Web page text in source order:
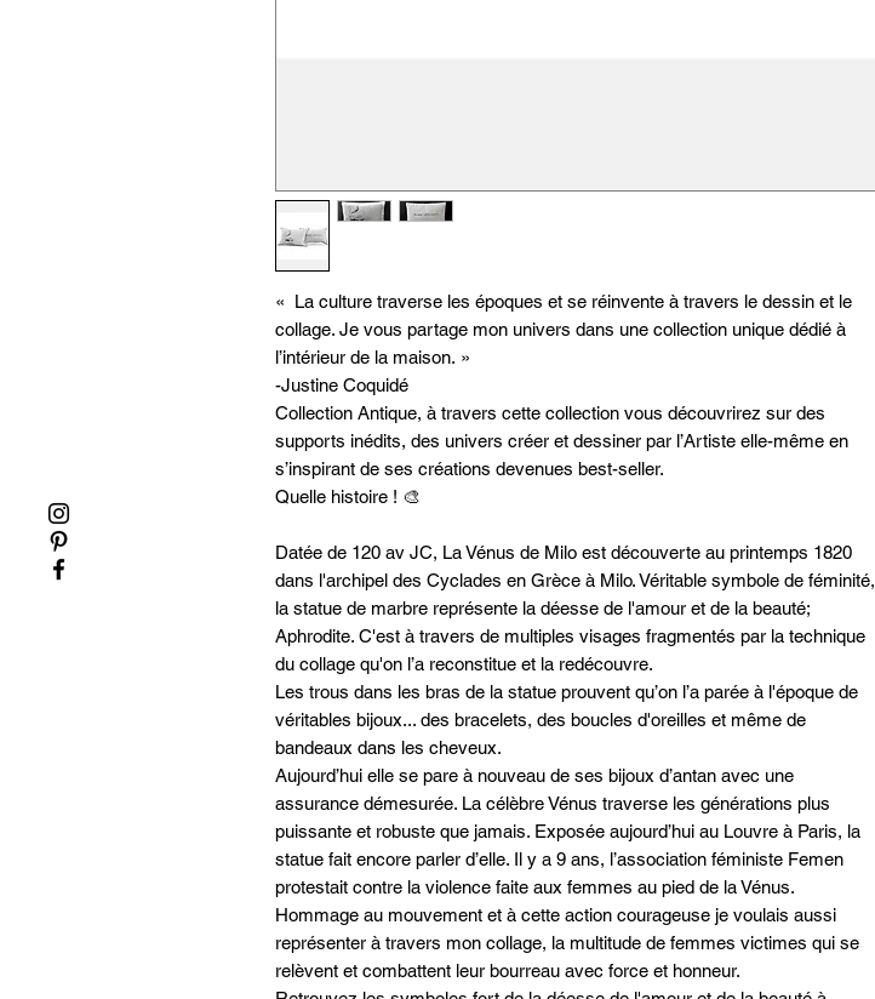
« La culture traverse les époques et se réinvente à travers le dessin et le
collage. Je vous partage mon univers dans une collection unique dédié à
l’intérieur de la maison. »
-Justine Coquidé
Collection Antique, à travers cette collection vous découvrirez sur des
supports inédits, des univers créer et dessiner par l’Artiste elle-même en
s’inspirant de ses créations devenues best-seller.
Quelle histoire ! 🎨
Datée de 120 av JC, La Vénus de Milo est découverte au printemps 1820
dans l'archipel des Cyclades en Grèce à Milo. Véritable symbole de féminité,
la statue de marbre représente la déesse de l'amour et de la beauté;
Aphrodite. C'est à travers de multiples visages fragmentés par la technique
du collage qu'on l’a reconstitue et la redécouvre.
Les trous dans les bras de la statue prouvent qu’on l’a parée à l'époque de
véritables bijoux... des bracelets, des boucles d'oreilles et même de
bandeaux dans les cheveux.
Aujourd’hui elle se pare à nouveau de ses bijoux d’antan avec une
assurance démesurée. La célèbre Vénus traverse les générations plus
puissante et robuste que jamais. Exposée aujourd’hui au Louvre à Paris, la
statue fait encore parler d’elle. Il y a 9 ans, l’association féministe Femen
protestait contre la violence faite aux femmes au pied de la Vénus.
Hommage au mouvement et à cette action courageuse je voulais aussi
représenter à travers mon collage, la multitude de femmes victimes qui se
relèvent et combattent leur bourreau avec force et honneur.